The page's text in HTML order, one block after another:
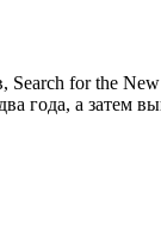
for the
года, а затем